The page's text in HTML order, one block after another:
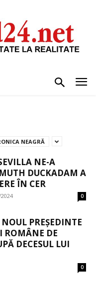
NEAGRĂ
NE-A
DUCKADAM A
ÎN CER
0
PREȘEDINTE
ROMÂNE DE
DECESUL LUI
0